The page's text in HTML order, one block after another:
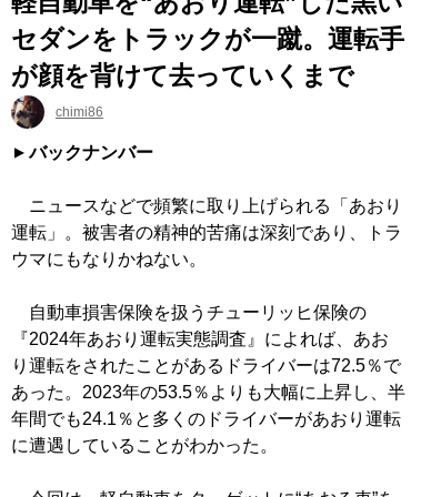
セダンをトラックが一蹴。運転手
が顔を背けて去っていくまで
chimi86
バックナンバー
ニュースなどで頻繁に取り上げられる「あおり
運転」。被害者の精神的苦痛は深刻であり、トラ
ウマにもなりかねない。
自動車損害保険を扱うチューリッヒ保険の
『2024年あおり運転実態調査』によれば、あお
り運転をされたことがあるドライバーは72.5％で
あった。2023年の53.5％よりも大幅に上昇し、半
年間でも24.1％と多くのドライバーがあおり運転
に遭遇していることがわかった。